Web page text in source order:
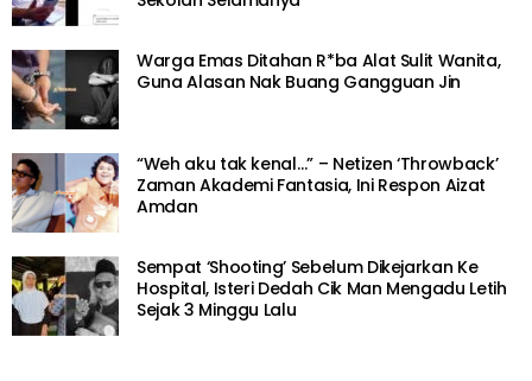
Warga Emas Ditahan R*ba Alat Sulit Wanita,
Guna Alasan Nak Buang Gangguan Jin
“Weh aku tak kenal…” – Netizen ‘Throwback’
Zaman Akademi Fantasia, Ini Respon Aizat
Amdan
Sempat ‘Shooting’ Sebelum Dikejarkan Ke
Hospital, Isteri Dedah Cik Man Mengadu Letih
Sejak 3 Minggu Lalu